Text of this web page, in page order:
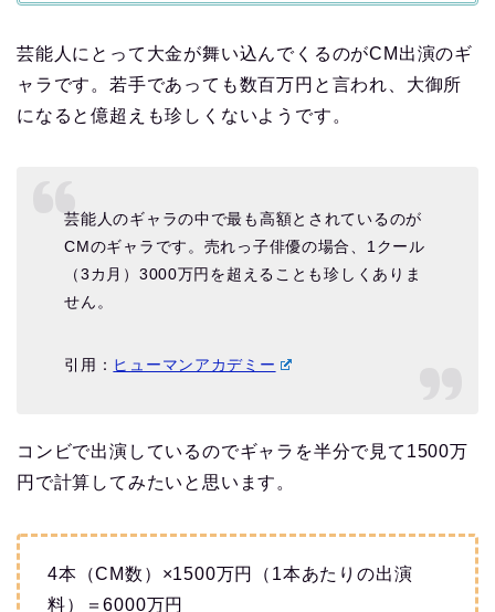
芸能人にとって大金が舞い込んでくるのがCM出演のギ
ャラです。若手であっても数百万円と言われ、大御所
になると億超えも珍しくないようです。
芸能人のギャラの中で最も高額とされているのが
CMのギャラです。売れっ子俳優の場合、1クール
（3カ月）3000万円を超えることも珍しくありま
せん。
引用： ヒューマンアカデミー
コンビで出演しているのでギャラを半分で見て1500万
円で計算してみたいと思います。
4本（CM数）×1500万円（1本あたりの出演
料）＝6000万円